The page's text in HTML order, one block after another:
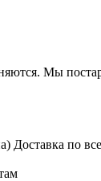
Мы
Доставка по